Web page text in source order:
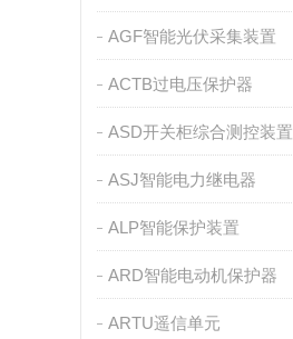
AGF智能光伏采集装置
ACTB过电压保护器
ASD开关柜综合测控装置
ASJ智能电力继电器
ALP智能保护装置
ARD智能电动机保护器
ARTU遥信单元